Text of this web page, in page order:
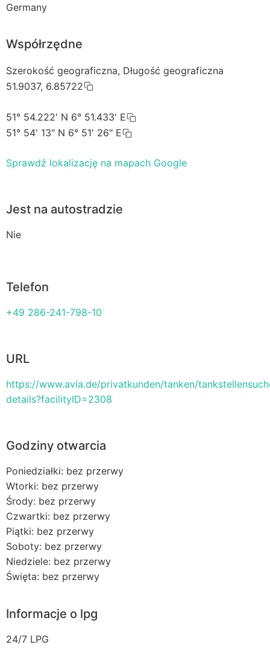
Germany
Współrzędne
Szerokość geograficzna, Długość geograficzna
51.9037, 6.85722
51° 54.222' N 6° 51.433' E
51° 54' 13" N 6° 51' 26" E
Sprawdź lokalizację na mapach Google
Jest na autostradzie
Nie
Telefon
+49 286-241-798-10
URL
https://www.avia.de/privatkunden/tanken/
details?facilityID=2308
Godziny otwarcia
Poniedziałki: bez przerwy
Wtorki: bez przerwy
Środy: bez przerwy
Czwartki: bez przerwy
Piątki: bez przerwy
Soboty: bez przerwy
Niedziele: bez przerwy
Święta: bez przerwy
Informacje o lpg
24/7 LPG